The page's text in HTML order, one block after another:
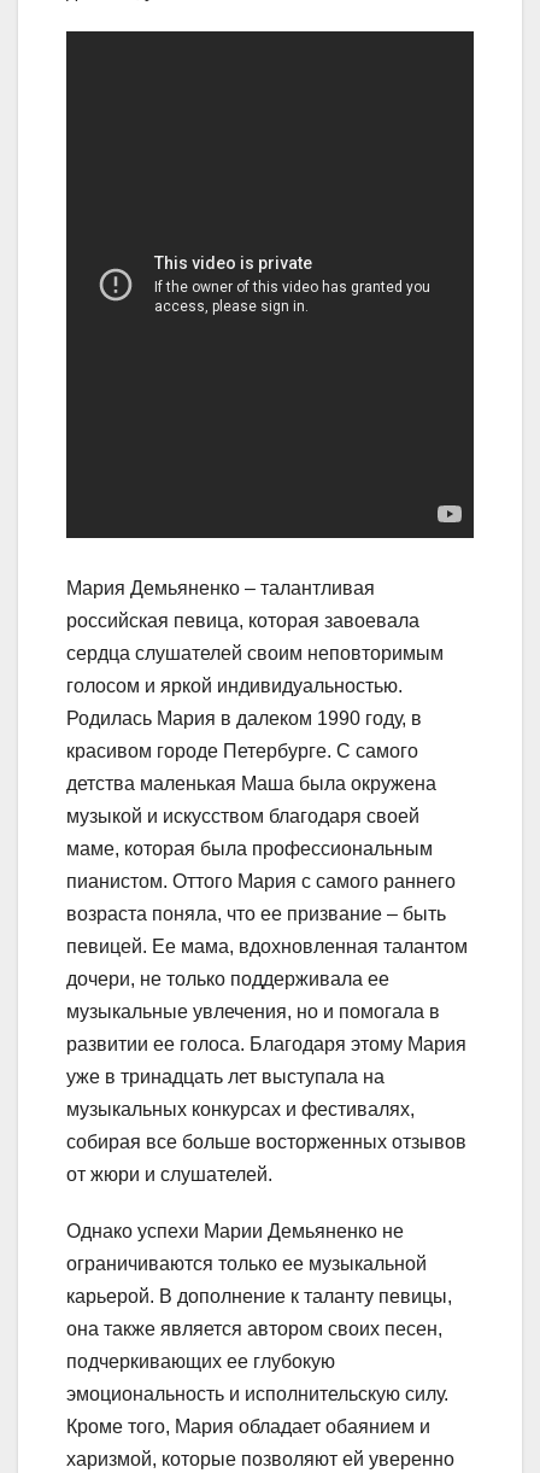
Мария Демьяненко – талантливая
российская певица, которая завоевала
сердца слушателей своим неповторимым
голосом и яркой индивидуальностью.
Родилась Мария в далеком 1990 году, в
красивом городе Петербурге. С самого
детства маленькая Маша была окружена
музыкой и искусством благодаря своей
маме, которая была профессиональным
пианистом. Оттого Мария с самого раннего
возраста поняла, что ее призвание – быть
певицей. Ее мама, вдохновленная талантом
дочери, не только поддерживала ее
музыкальные увлечения, но и помогала в
развитии ее голоса. Благодаря этому Мария
уже в тринадцать лет выступала на
музыкальных конкурсах и фестивалях,
собирая все больше восторженных отзывов
от жюри и слушателей.
Однако успехи Марии Демьяненко не
ограничиваются только ее музыкальной
карьерой. В дополнение к таланту певицы,
она также является автором своих песен,
подчеркивающих ее глубокую
эмоциональность и исполнительскую силу.
Кроме того, Мария обладает обаянием и
харизмой, которые позволяют ей уверенно